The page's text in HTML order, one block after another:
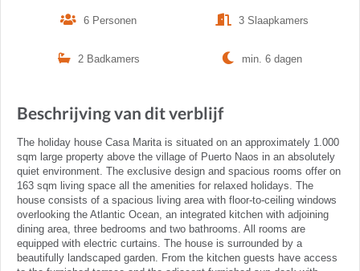
6 Personen 3 Slaapkamers
2 Badkamers min. 6 dagen
Beschrijving van dit verblijf
The holiday house Casa Marita is situated on an approximately 1.000
sqm large property above the village of Puerto Naos in an absolutely
quiet environment. The exclusive design and spacious rooms offer on
163 sqm living space all the amenities for relaxed holidays. The
house consists of a spacious living area with floor-to-ceiling windows
overlooking the Atlantic Ocean, an integrated kitchen with adjoining
dining area, three bedrooms and two bathrooms. All rooms are
equipped with electric curtains. The house is surrounded by a
beautifully landscaped garden. From the kitchen guests have access